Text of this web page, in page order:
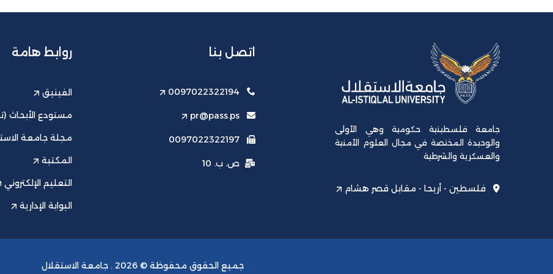
جامعة فلسطينية حكومية وهي الأولى
والوحيدة المختصة في مجال العلوم الأمنية
والعسكرية والشرطية
فلسطين - أريحا - مقابل قصر هشام
اتصل بنا
0097022322194
pr@pass.ps
0097022322197
ص. ب. 10
روابط هامة
الفينيق
مستودع الأبحاث
مجلة جامعة
المكتبة
التعليم الإلكتروني
البوابة الإدارية
جميع الحقوق محفوظة © 2026 . جامعة الاستقلال